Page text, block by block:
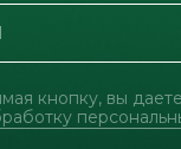
кнопку, вы даете